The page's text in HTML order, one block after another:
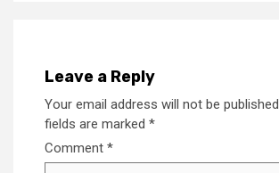
Leave a Reply
Your email address will not be
fields are marked *
Comment *